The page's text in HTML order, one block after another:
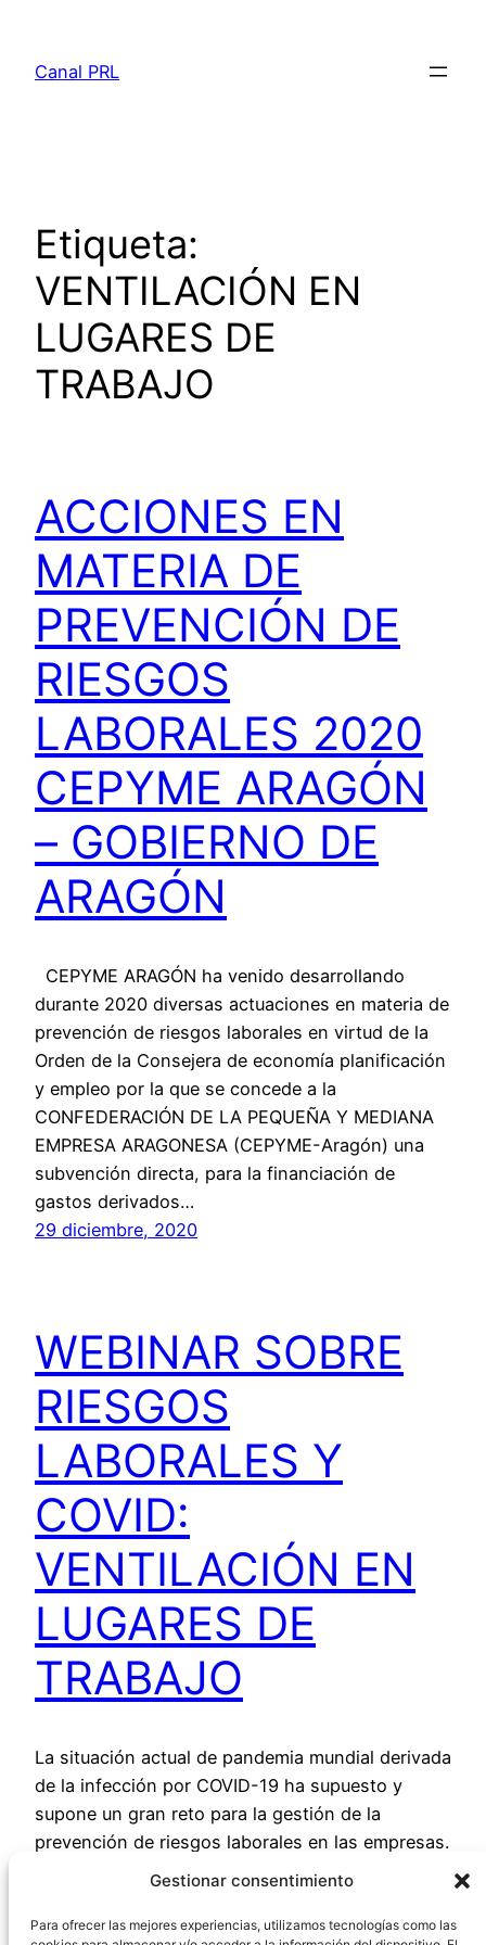
Gestionar consentimiento
Para ofrecer las mejores experiencias, utilizamos tecnologías como las
contenido
Canal PRL
Etiqueta:
VENTILACIÓN EN
LUGARES DE
TRABAJO
ACCIONES EN
MATERIA DE
PREVENCIÓN DE
RIESGOS
LABORALES 2020
CEPYME ARAGÓN
– GOBIERNO DE
ARAGÓN
CEPYME ARAGÓN ha venido desarrollando
durante 2020 diversas actuaciones en materia de
prevención de riesgos laborales en virtud de la
Orden de la Consejera de economía planificación
y empleo por la que se concede a la
CONFEDERACIÓN DE LA PEQUEÑA Y MEDIANA
EMPRESA ARAGONESA (CEPYME-Aragón) una
subvención directa, para la financiación de
gastos derivados…
29 diciembre, 2020
WEBINAR SOBRE
RIESGOS
LABORALES Y
COVID:
VENTILACIÓN EN
LUGARES DE
TRABAJO
La situación actual de pandemia mundial derivada
de la infección por COVID-19 ha supuesto y
supone un gran reto para la gestión de la
prevención de riesgos laborales en las empresas.
En la actualidad existen evidencias significativas
coronavirus mediante aerosoles. Es importante